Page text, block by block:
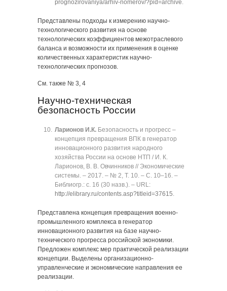
prognozirovaniya/arhiv-nomerov/?pid=archive.
Представлены подходы к измерению научно-
технологического развития на основе
технологических коэффициентов межотраслевого
баланса и возможности их применения в оценке
количественных характеристик научно-
технологических прогнозов.
См. также № 3, 4
Научно-техническая
безопасность России
Ларионов И.К. Безопасность и прогресс ‒
концепция превращения ВПК в генератор
инновационного развития народного
хозяйства России на основе НТП / И. К.
Ларионов, В. В. Овчинников // Экономические
системы. ‒ 2017. ‒ № 2, Т. 10. ‒ C. 10‒16. ‒
Библиогр.: с. 16 (30 назв.). ‒ URL:
http://elibrary.ru/contents.asp?titleid=37615.
Представлена концепция превращения военно-
промышленного комплекса в генератор
инновационного развития на базе научно-
технического прогресса российской экономики.
Предложен комплекс мер практической реализации
концепции. Выделены организационно-
управленческие и экономические направления ее
реализации.